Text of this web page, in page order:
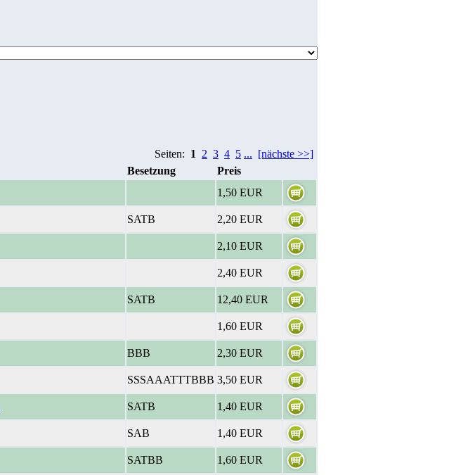
Seiten: 1 2 3 4 5 ... [nächste >>]
Besetzung
Preis
1,50 EUR
SATB
2,20 EUR
2,10 EUR
2,40 EUR
SATB
12,40 EUR
1,60 EUR
BBB
2,30 EUR
SSSAAATTTBBB 3,50 EUR
SATB
1,40 EUR
SAB
1,40 EUR
SATBB
1,60 EUR